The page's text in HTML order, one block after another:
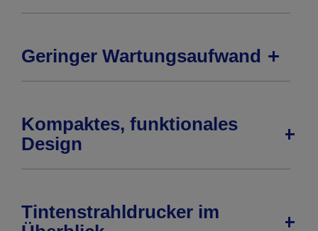
Geringer Wartungsaufwand
Kompaktes, funktionales
Design
Tintenstrahldrucker im